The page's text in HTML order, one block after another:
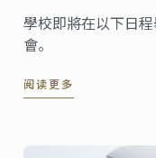
學校即將在以下日
會。
阅读更多